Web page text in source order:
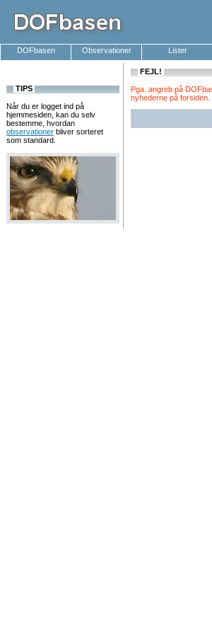
DOFbasen Observationer Lister
TIPS
Når du er logget ind på
hjemmesiden, kan du selv
bestemme, hvordan
observationer bliver sorteret
som standard.
FEJL!
Pga. angreb på
nyhederne på forsiden.